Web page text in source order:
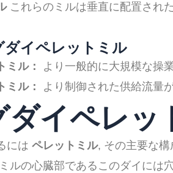
これらのミルは垂直に配置され
ダイペレットミル
ミル：
より一般的に大規模な操
ミル：
より制御された供給流量
イペレッ
にはペレットミル, その主要な構
ルの心臓部であるこのダイには